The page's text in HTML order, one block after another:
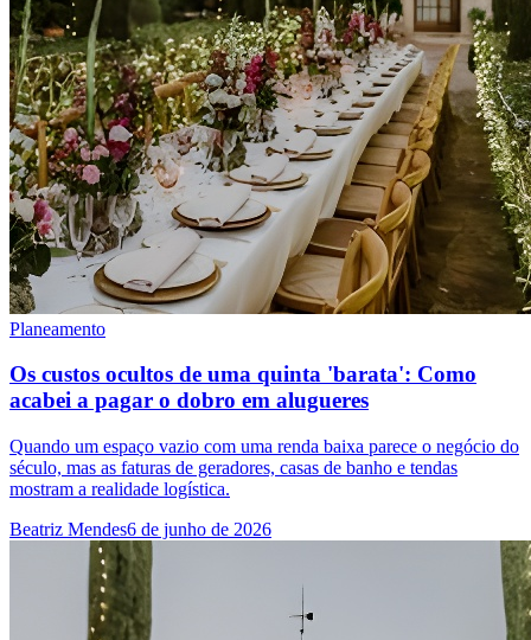
Planeamento
Os custos ocultos de uma quinta 'barata': Como
acabei a pagar o dobro em alugueres
Quando um espaço vazio com uma renda baixa parece o negócio do
século, mas as faturas de geradores, casas de banho e tendas
mostram a realidade logística.
Beatriz Mendes6 de junho de 2026